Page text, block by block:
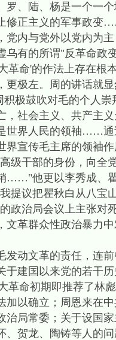
罗、陆、杨是一个一
修正主义的军事政变
党内与党外以党内为
乌有的所谓"反革命
革命'的作法上存在根
更极左。周的讲话就
极鼓吹对毛的个人
，社会主义、共产主
世界人民的领袖……
界宣传毛主席的领袖
级干部的身份，向全
……"他更以李秀成、
提议把瞿秋白从八宝
政治局会议上主张
文革群众性政治暴力
文革的责任，连前
于建国以来党的若干
革命初期即推荐了林
加以确立；周恩来在
治局常委；关于设国
、贺龙、陶铸等人的